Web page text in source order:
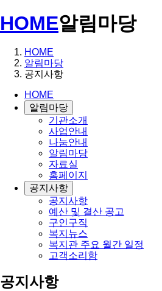
HOME알림마당
HOME
알림마당
공지사항
HOME
알림마당
기관소개
사업안내
나눔안내
알림마당
자료실
홈페이지
공지사항
공지사항
예산 및 결산 공고
구인구직
복지뉴스
복지관 주요 월간 일정
고객소리함
공지사항